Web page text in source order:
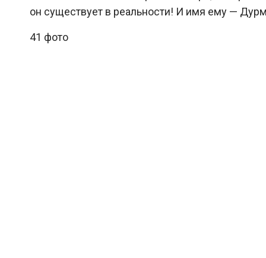
он существует в реальности! И имя ему —
41 фото